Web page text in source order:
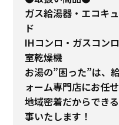
ガス給湯器・エコキ
ド
IHコンロ・ガスコン
室乾燥機
お湯の”困った”は、
ォーム専門店にお任
地域密着だからでき
事いたします！